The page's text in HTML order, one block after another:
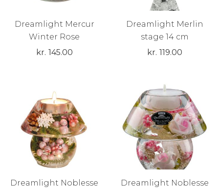
Dreamlight Mercur
Winter Rose
kr. 145.00
Dreamlight Merlin
stage 14 cm
kr. 119.00
Dreamlight Noblesse
Dreamlight Noblesse